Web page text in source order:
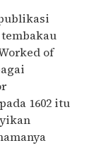
of
1602 itu